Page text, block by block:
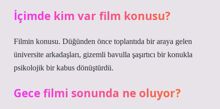
İçimde kim var film konusu?
Filmin konusu. Düğünden önce toplantıda bir araya gelen
üniversite arkadaşları, gizemli bavulla şaşırtıcı bir konukla
psikolojik bir kabus dönüştürdü.
Gece filmi sonunda ne oluyor?